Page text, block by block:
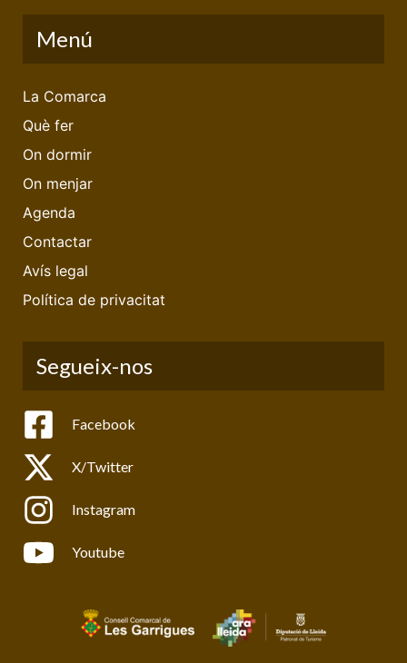
Menú
La Comarca
Què fer
On dormir
On menjar
Agenda
Contactar
Avís legal
Política de privacitat
Segueix-nos
Facebook
X/Twitter
Instagram
Youtube